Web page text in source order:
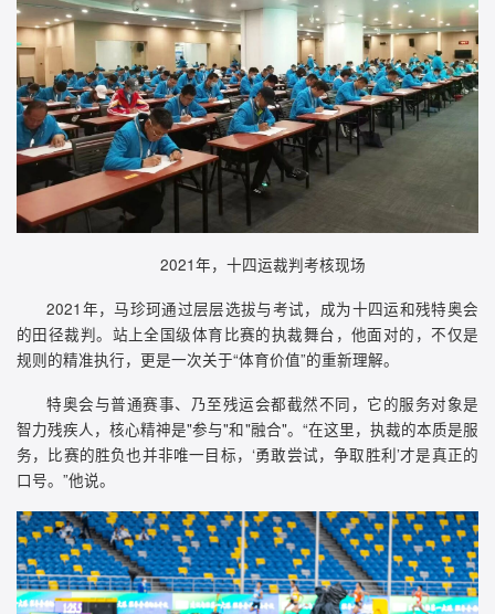
2021年，十四运裁判考核现场
2021年，马珍珂通过层层选拔与考试，成为十四运和残特奥会
的田径裁判。站上全国级体育比赛的执裁舞台，他面对的，不仅是
规则的精准执行，更是一次关于“体育价值”的重新理解。
特奥会与普通赛事、乃至残运会都截然不同，它的服务对象是
智力残疾人，核心精神是"参与"和"融合"。“在这里，执裁的本质是服
务，比赛的胜负也并非唯一目标，‘勇敢尝试，争取胜利’才是真正的
口号。”他说。